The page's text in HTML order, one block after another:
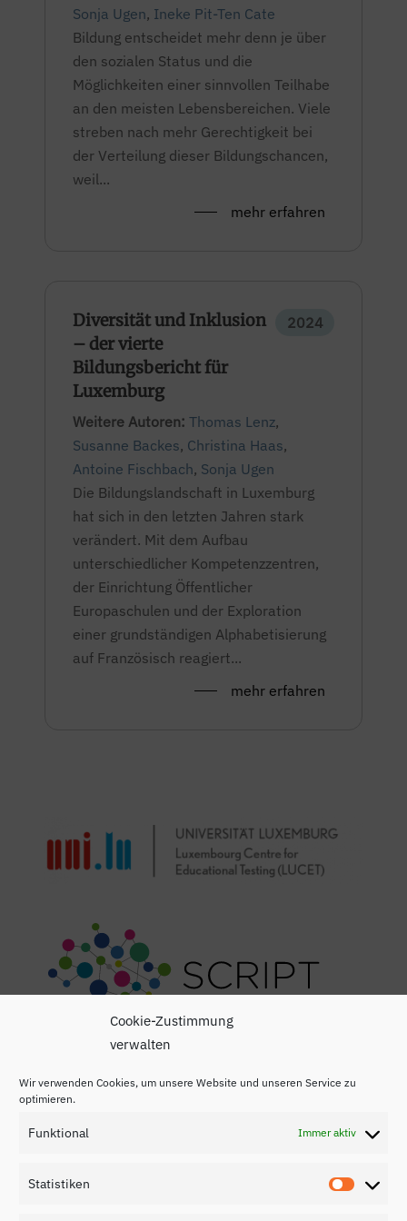
Cookie-Zustimmung
verwalten
Wir verwenden Cookies, um unsere Website und unseren Service zu
optimieren.
Funktional Immer aktiv
Statistiken
Sonja Ugen, Ineke Pit-Ten Cate
Bildung entscheidet mehr denn je über
den sozialen Status und die
Möglichkeiten einer sinnvollen Teilhabe
an den meisten Lebensbereichen. Viele
streben nach mehr Gerechtigkeit bei
der Verteilung dieser Bildungschancen,
weil...
mehr erfahren
Diversität und Inklusion
– der vierte
Bildungsbericht für
Luxemburg
2024
Weitere Autoren: Thomas Lenz,
Susanne Backes, Christina Haas,
Antoine Fischbach, Sonja Ugen
Die Bildungslandschaft in Luxemburg
hat sich in den letzten Jahren stark
verändert. Mit dem Aufbau
unterschiedlicher Kompetenzzentren,
der Einrichtung Öffentlicher
Europaschulen und der Exploration
einer grundständigen Alphabetisierung
auf Französisch reagiert...
mehr erfahren
Impressum